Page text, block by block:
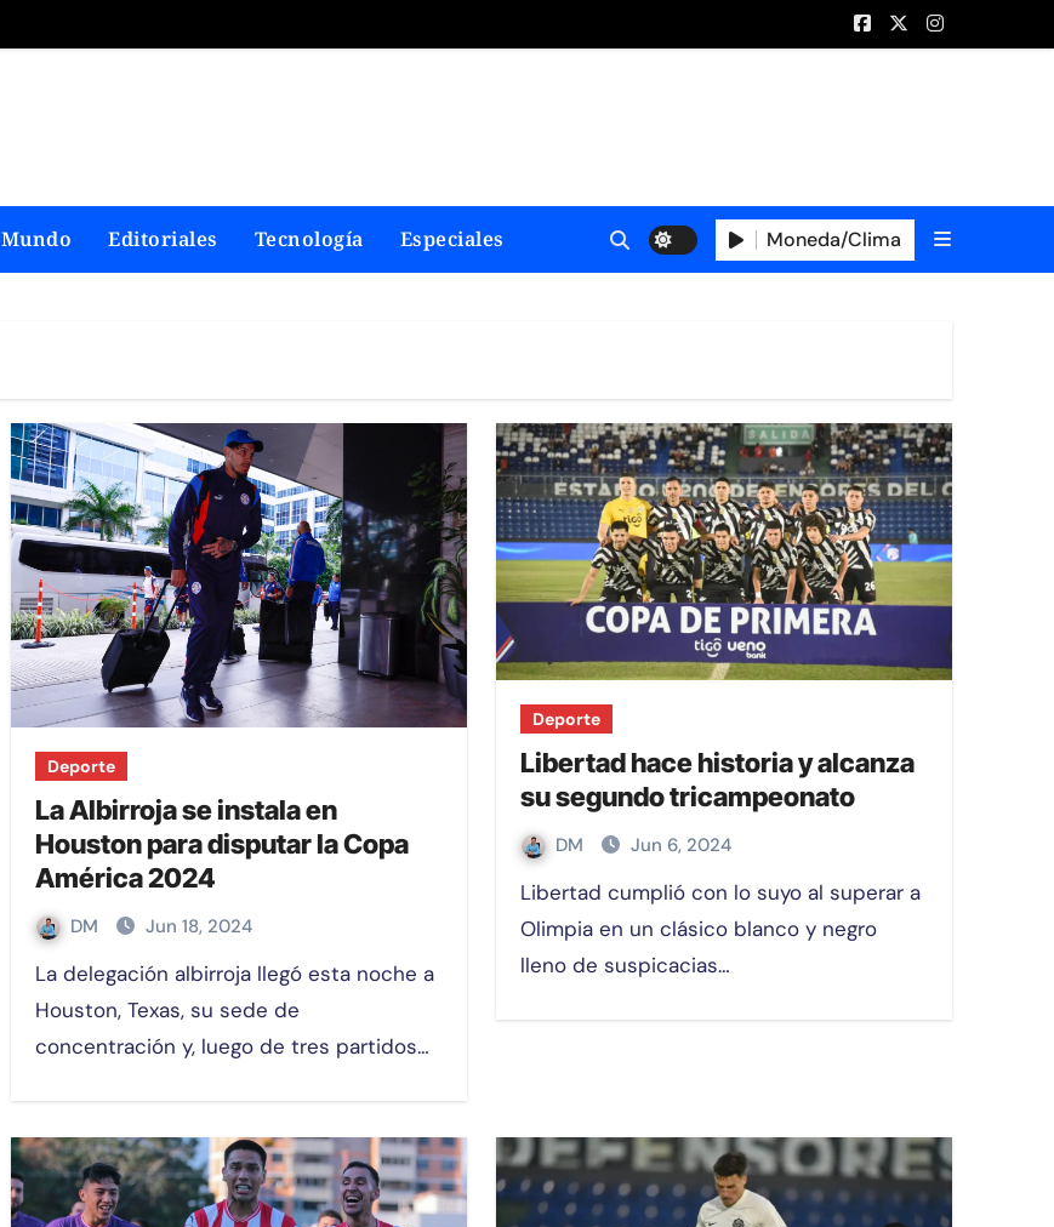
Mundo Editoriales Tecnología Especiales Moneda/Clima
Deporte
La Albirroja se instala en
Houston para disputar la Copa
América 2024
DM Jun 18, 2024
La delegación albirroja llegó esta noche a
Houston, Texas, su sede de
concentración y, luego de tres partidos…
Deporte
Libertad hace historia y alcanza
su segundo tricampeonato
DM Jun 6, 2024
Libertad cumplió con lo suyo al superar a
Olimpia en un clásico blanco y negro
lleno de suspicacias…